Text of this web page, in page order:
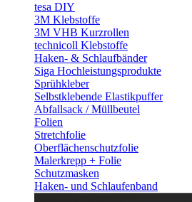
tesa DIY
3M Klebstoffe
3M VHB Kurzrollen
technicoll Klebstoffe
Haken- & Schlaufbänder
Siga Hochleistungsprodukte
Sprühkleber
Selbstklebende Elastikpuffer
Abfallsack / Müllbeutel
Folien
Stretchfolie
Oberflächenschutzfolie
Malerkrepp + Folie
Schutzmasken
Haken- und Schlaufenband